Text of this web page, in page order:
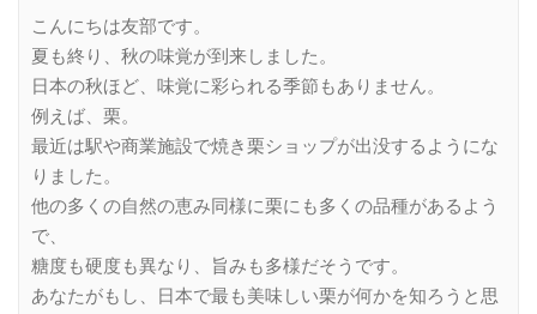
こんにちは友部です。
夏も終り、秋の味覚が到来しました。
日本の秋ほど、味覚に彩られる季節もありません。
例えば、栗。
最近は駅や商業施設で焼き栗ショップが出没するようにな
りました。
他の多くの自然の恵み同様に栗にも多くの品種があるよう
で、
糖度も硬度も異なり、旨みも多様だそうです。
あなたがもし、日本で最も美味しい栗が何かを知ろうと思